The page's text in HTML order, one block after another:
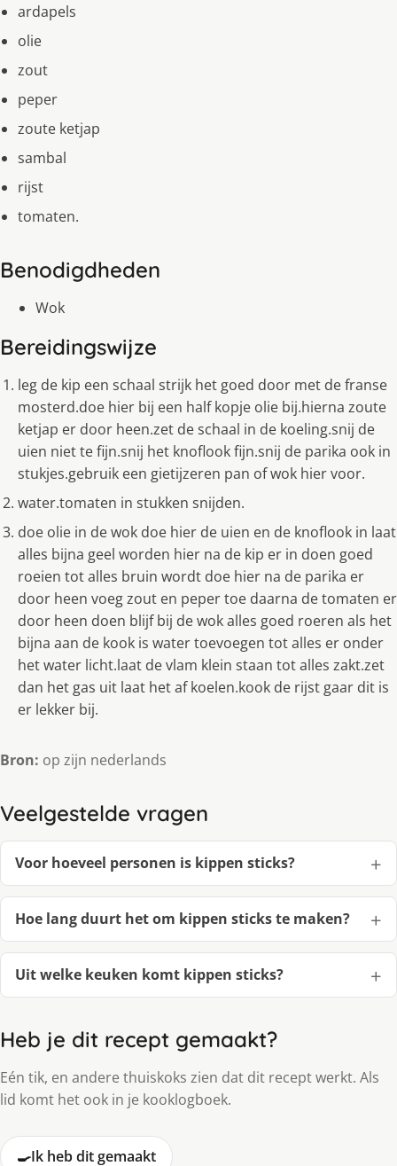
ardapels
olie
zout
peper
zoute ketjap
sambal
rijst
tomaten.
Benodigdheden
Wok
Bereidingswijze
leg de kip een schaal strijk het goed door met de franse
mosterd.doe hier bij een half kopje olie bij.hierna zoute
ketjap er door heen.zet de schaal in de koeling.snij de
uien niet te fijn.snij het knoflook fijn.snij de parika ook in
stukjes.gebruik een gietijzeren pan of wok hier voor.
water.tomaten in stukken snijden.
doe olie in de wok doe hier de uien en de knoflook in laat
alles bijna geel worden hier na de kip er in doen goed
roeien tot alles bruin wordt doe hier na de parika er
door heen voeg zout en peper toe daarna de tomaten er
door heen doen blijf bij de wok alles goed roeren als het
bijna aan de kook is water toevoegen tot alles er onder
het water licht.laat de vlam klein staan tot alles zakt.zet
dan het gas uit laat het af koelen.kook de rijst gaar dit is
er lekker bij.
Bron: op zijn nederlands
Veelgestelde vragen
Voor hoeveel personen is kippen sticks?
Hoe lang duurt het om kippen sticks te maken?
Uit welke keuken komt kippen sticks?
Heb je dit recept gemaakt?
Eén tik, en andere thuiskoks zien dat dit recept werkt. Als
lid komt het ook in je kooklogboek.
🍳Ik heb dit gemaakt